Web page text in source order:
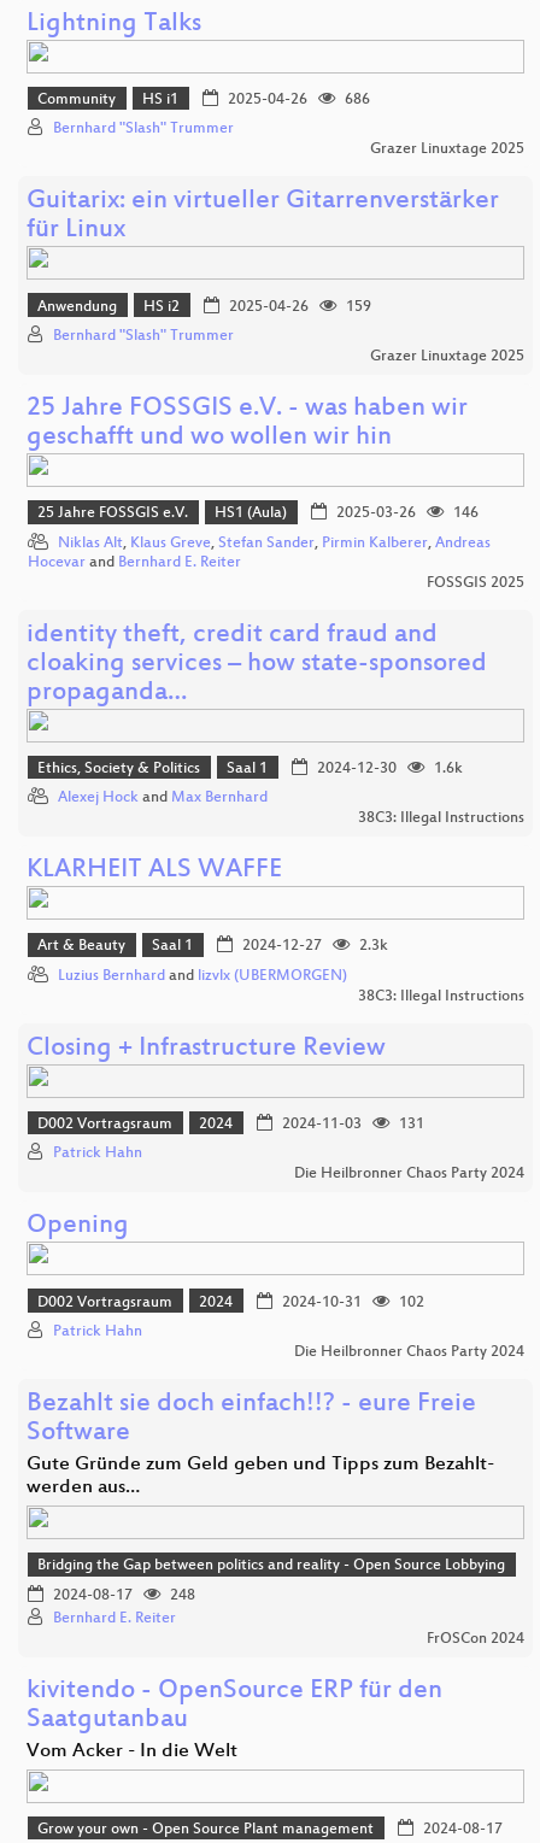
Lightning Talks
Community HS i1 2025-04-26
686
Bernhard "Slash" Trummer
Grazer Linuxtage 2025
Guitarix: ein virtueller Gitarrenverstärker
für Linux
Anwendung HS i2 2025-04-26
159
Bernhard "Slash" Trummer
Grazer Linuxtage 2025
25 Jahre FOSSGIS e.V. - was haben wir
geschafft und wo wollen wir hin
25 Jahre FOSSGIS e.V. HS1 (Aula) 2025-03-26
146
Niklas Alt, Klaus Greve, Stefan Sander, Pirmin Kalberer, Andreas
Hocevar and Bernhard E. Reiter
FOSSGIS 2025
identity theft, credit card fraud and
cloaking services – how state-sponsored
propaganda…
Ethics, Society & Politics Saal 1 2024-12-30
1.6k
Alexej Hock and Max Bernhard
38C3: Illegal Instructions
KLARHEIT ALS WAFFE
Art & Beauty Saal 1 2024-12-27
2.3k
Luzius Bernhard and
lizvlx (UBERMORGEN)
38C3: Illegal Instructions
Closing + Infrastructure Review
D002 Vortragsraum 2024 2024-11-03
131
Patrick Hahn
Die Heilbronner Chaos Party 2024
Opening
D002 Vortragsraum 2024 2024-10-31
102
Patrick Hahn
Die Heilbronner Chaos Party 2024
Bezahlt sie doch einfach!!? - eure Freie
Software
Gute Gründe zum Geld geben und Tipps zum Bezahlt-
werden aus…
Bridging the Gap between politics and reality - Open Source Lobbying
2024-08-17
248
Bernhard E. Reiter
FrOSCon 2024
kivitendo - OpenSource ERP für den
Saatgutanbau
Vom Acker - In die Welt
Grow your own - Open Source Plant management
2024-08-17